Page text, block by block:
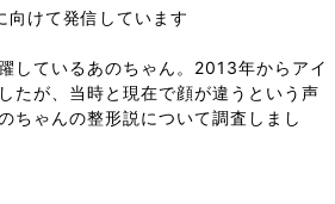
向けて発信しています
しているあのちゃん。2013年からアイ
たが、当時と現在で顔が違うという声
ちゃんの整形説について調査しまし